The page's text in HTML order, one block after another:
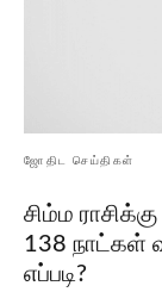
ஜோதிட செய்திகள்
சிம்ம
138 நாட்கள்
எப்படி?